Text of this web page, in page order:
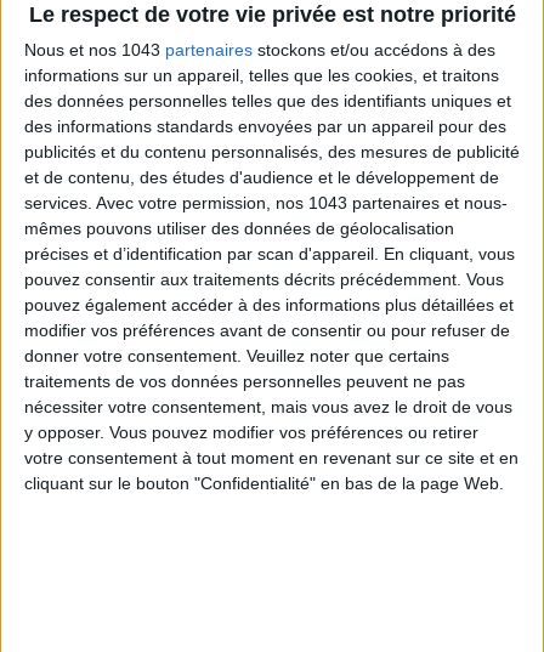
Le respect de votre vie privée est notre priorité
Nous et nos 1043 partenaires stockons et/ou accédons à des
informations sur un appareil, telles que les cookies, et traitons
des données personnelles telles que des identifiants uniques et
des informations standards envoyées par un appareil pour des
publicités et du contenu personnalisés, des mesures de publicité
et de contenu, des études d'audience et le développement de
services. Avec votre permission, nos 1043 partenaires et nous-
mêmes pouvons utiliser des données de géolocalisation
précises et d’identification par scan d'appareil. En cliquant, vous
pouvez consentir aux traitements décrits précédemment. Vous
pouvez également accéder à des informations plus détaillées et
modifier vos préférences avant de consentir ou pour refuser de
donner votre consentement. Veuillez noter que certains
traitements de vos données personnelles peuvent ne pas
nécessiter votre consentement, mais vous avez le droit de vous
y opposer. Vous pouvez modifier vos préférences ou retirer
votre consentement à tout moment en revenant sur ce site et en
cliquant sur le bouton "Confidentialité" en bas de la page Web.
LAST ARTICLES
DECORATION: THE NEW STYLISH ONLINE CONCEPT-STORES